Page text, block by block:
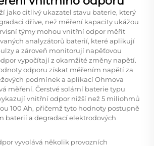
jako citlivý ukazatel stavu baterie, který
dříve, než měření kapacity ukážou
týmy mohou vnitřní odpor měřit
analyzátorů baterií, které aplikují
a zároveň monitorují napěťovou
vypočítají z okamžité změny napětí.
odporu získat měřením napětí za
podmínek a aplikací Ohmova
měření. Čerstvé solární baterie typu
vnitřní odpor nižší než 5 miliohmů
100 Ah, přičemž tyto hodnoty postupně
baterií a degradací elektrodových
vyvolává několik provozních